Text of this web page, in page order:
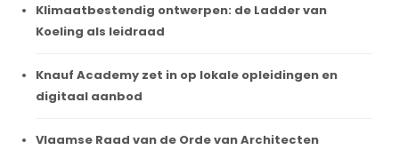
Klimaatbestendig ontwerpen: de Ladder van
Koeling als leidraad
Knauf Academy zet in op lokale opleidingen en
digitaal aanbod
Vlaamse Raad van de Orde van Architecten